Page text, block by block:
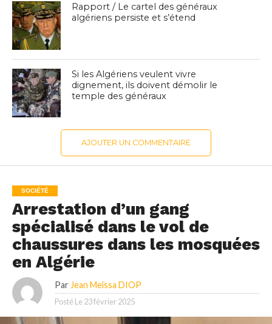
Rapport / Le cartel des généraux
algériens persiste et s’étend
Si les Algériens veulent vivre
dignement, ils doivent démolir le
temple des généraux
AJOUTER UN COMMENTAIRE
SOCIÉTÉ
Arrestation d’un gang
spécialisé dans le vol de
chaussures dans les mosquées
en Algérie
Par Jean Meïssa DIOP
Posté Le 23 février 2025